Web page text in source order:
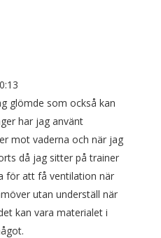
glömde som också kan
har jag använt
mot vaderna och när jag
då jag sitter på trainer
för att få ventilation när
utan underställ när
kan vara materialet i